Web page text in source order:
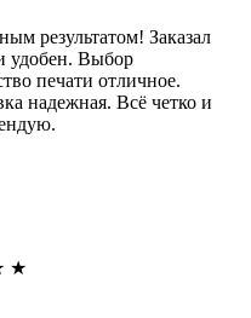
результатом! Заказал
удобен. Выбор
печати отличное.
надежная. Всё четко и
★